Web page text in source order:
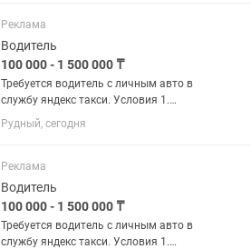
2.средний заработок от 2500 в...
Реклама
Водитель
100 000 - 1 500 000 ₸
Требуется водитель с личным авто в
службу яндекс такси. Условия 1.
Работа в свободное время. Можете
подключиться после работы и
2.средний заработок от 2500 в...
Рудный, сегодня
Реклама
Водитель
100 000 - 1 500 000 ₸
Требуется водитель с личным авто в
службу яндекс такси. Условия 1.